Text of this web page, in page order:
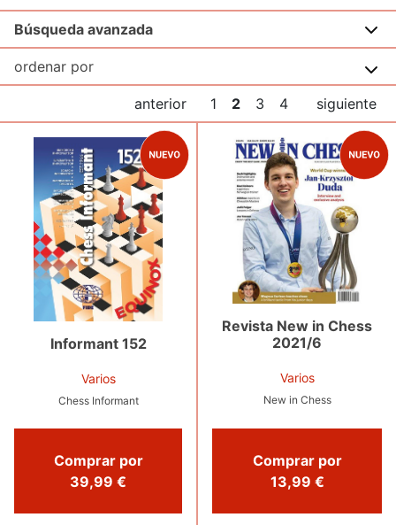
Búsqueda avanzada
anterior 1 2 3 4 siguiente
Informant 152
Varios
Chess Informant
Comprar por
39,99 €
Revista New in Chess
2021/6
Varios
New in Chess
Comprar por
13,99 €